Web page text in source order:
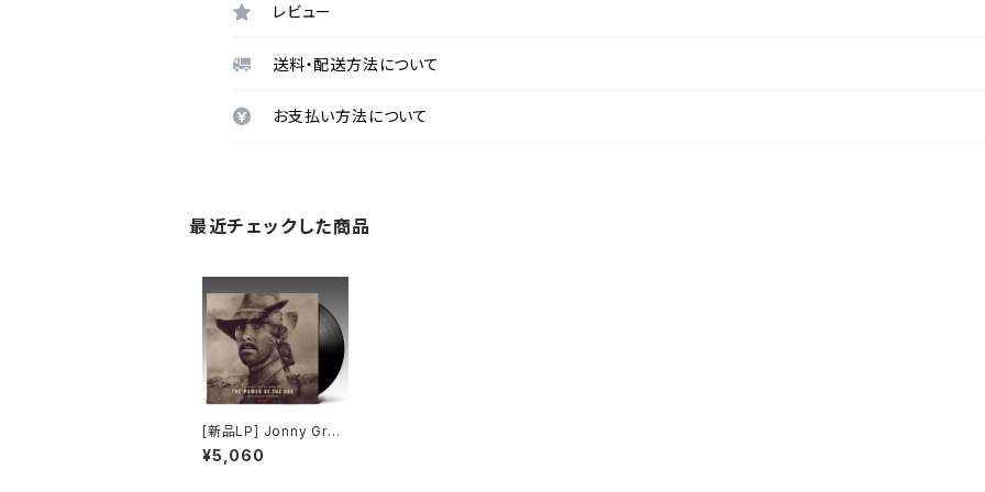
レビュー
送料・配送方法について
お支払い方法について
最近チェックした商品
[新品LP] Jonny Gree
nwood - The Power
Of The Dog (Sound
¥5,060